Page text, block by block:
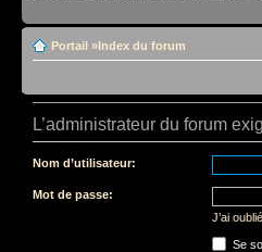
Portail »Index du forum
L’administrateur du forum
Nom d’utilisateur:
Mot de passe:
J’ai
Se